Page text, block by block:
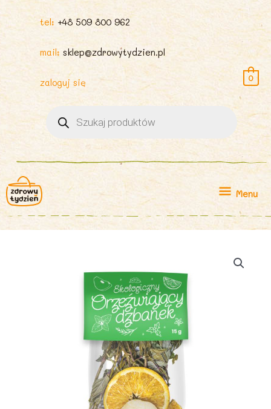
tel: +48 509 800 962
mail: sklep@zdrowytydzien.pl
zaloguj się
produktów
0
Menu
Menu